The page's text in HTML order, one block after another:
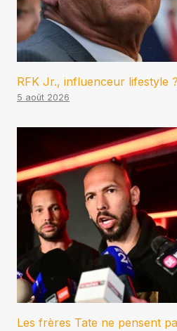
RFK Jr., influenceur lifestyle ?
5 août 2026
Les frères Tate ne pensent